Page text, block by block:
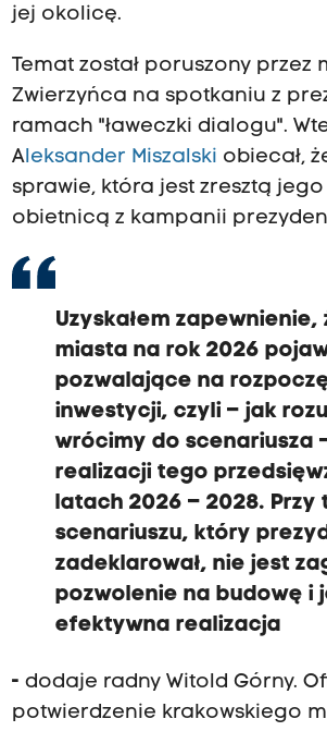
jej okolicę.
Temat został poruszony przez
Zwierzyńca na spotkaniu z
ramach "ławeczki dialogu".
Aleksander Miszalski obiecał,
sprawie, która jest zresztą
obietnicą z kampanii
Uzyskałem
miasta na rok 2026
pozwalające na
inwestycji, czyli – jak
wrócimy do scenariusza
realizacji tego
latach 2026 – 2028. Przy
scenariuszu, który
zadeklarował, nie jest
pozwolenie na budowę i
efektywna realizacja
- dodaje radny Witold Górny.
potwierdzenie krakowskiego